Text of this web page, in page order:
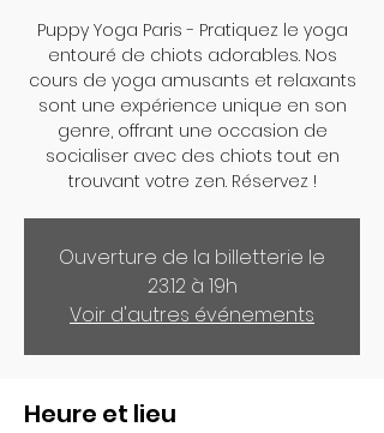
Puppy Yoga Paris - Pratiquez le yoga
entouré de chiots adorables. Nos
cours de yoga amusants et relaxants
sont une expérience unique en son
genre, offrant une occasion de
socialiser avec des chiots tout en
trouvant votre zen. Réservez !
Ouverture de la billetterie le
23.12 à 19h
Voir d'autres événements
Heure et lieu